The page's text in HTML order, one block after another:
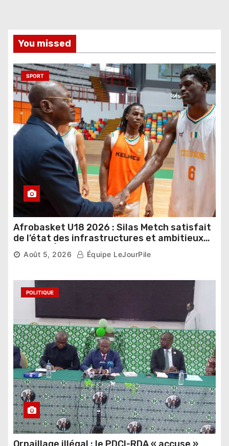
You missed
SPORT
Afrobasket U18 2026 : Silas Metch satisfait
de l’état des infrastructures et ambitieux
pour les Éléphants
Août 5, 2026 Équipe LeJourPile
POLITIQUE